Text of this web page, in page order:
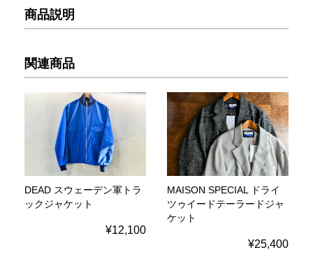
商品説明
関連商品
DEAD スウェーデン軍トラ
ックジャケット
¥12,100
MAISON SPECIAL ドライ
ツゥイードテーラードジャ
ケット
¥25,400